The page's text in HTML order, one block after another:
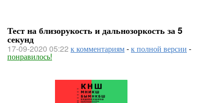
Тест на близорукость и дальнозоркость за 5
секунд
17-09-2020 05:22 к комментариям-к полной версии -
понравилось!